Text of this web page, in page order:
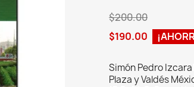
$200.00
$190.00
Simón Pedro
Plaza y Valdés